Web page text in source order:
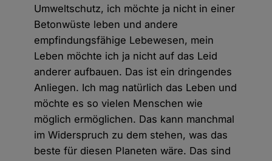
Umweltschutz, ich möchte ja nicht in einer
Betonwüste leben und andere
empfindungsfähige Lebewesen, mein
Leben möchte ich ja nicht auf das Leid
anderer aufbauen. Das ist ein dringendes
Anliegen. Ich mag natürlich das Leben und
möchte es so vielen Menschen wie
möglich ermöglichen. Das kann manchmal
im Widerspruch zu dem stehen, was das
beste für diesen Planeten wäre. Das sind